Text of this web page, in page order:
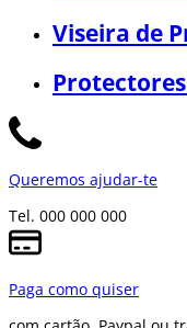
Viseira de
Queremos ajudar-te
Tel. 000 000 000
Paga como quiser